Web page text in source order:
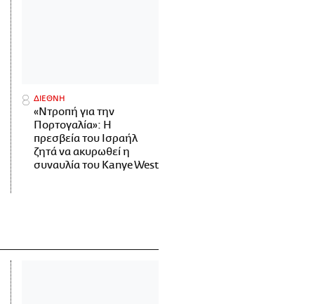
ΔΙΕΘΝΗ
«Ντροπή για την
Πορτογαλία»: Η
πρεσβεία του Ισραήλ
ζητά να ακυρωθεί η
συναυλία του Kanye West